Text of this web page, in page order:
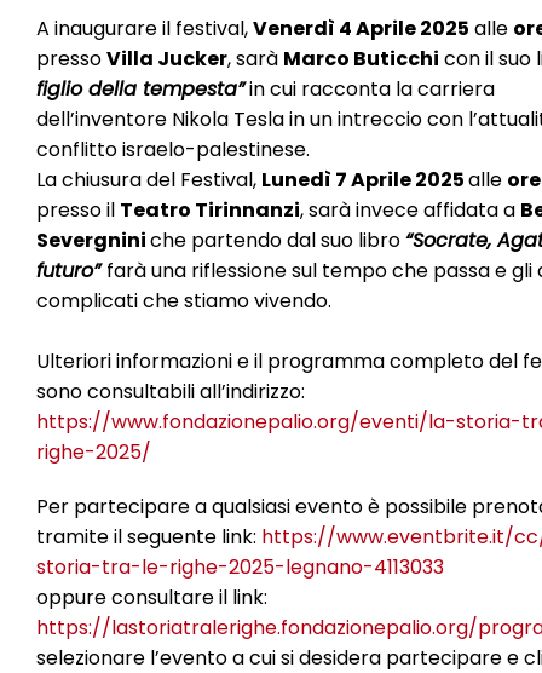
A inaugurare il festival,Venerdì 4 Aprile 2025 alle
pressoVilla Jucker, sarà Marco Buticchi con il suo
figlio della tempesta”in cui racconta la carriera
dell’inventore Nikola Tesla in un intreccio con
conflitto israelo-palestinese.
La chiusura del Festival, Lunedì 7 Aprile 2025alle
presso il Teatro Tirinnanzi, sarà invece affidata a
Severgniniche partendo dal suo libro“Socrate,
futuro”farà una riflessione sul tempo che passa e gli
complicati che stiamo vivendo.
Ulteriori informazioni e il programma completo del
sono consultabili all’indirizzo:
https://www.fondazionepalio.org/eventi/la-storia-
righe-2025/
Per partecipare a qualsiasi evento è possibile
tramite il seguente link: https://www.eventbrite.it/
storia-tra-le-righe-2025-legnano-4113033
oppure consultare il link:
https://lastoriatralerighe.fondazionepalio.org/
selezionare l’evento a cui si desidera partecipare e